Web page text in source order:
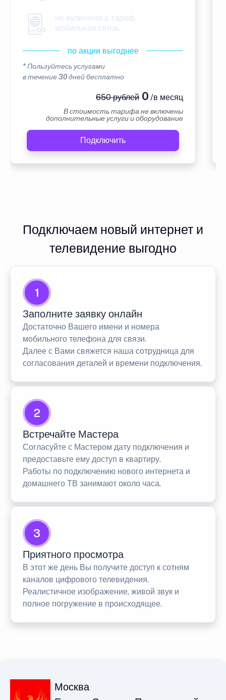
не включена в тариф
мобильная связь
по акции выгоднее
* Пользуйтесь услугами
в течение 30 дней бесплатно
650 рублей0 /в месяц
В стоимость тарифа не включены
дополнительные услуги и оборудование
Подключить
Подключаем новый интернет и
телевидение выгодно
1
Заполните заявку онлайн
Достаточно Вашего имени и номера
мобильного телефона для связи.
Далее с Вами свяжется наша сотрудница для
согласования деталей и времени подключения.
2
Встречайте Мастера
Согласуйте с Мастером дату подключения и
предоставьте ему доступ в квартиру.
Работы по подключению нового интернета и
домашнего ТВ занимают около часа.
3
Приятного просмотра
В этот же день Вы получите доступ к сотням
каналов цифрового телевидения.
Реалистичное изображение, живой звук и
полное погружение в происходящее.
Москва